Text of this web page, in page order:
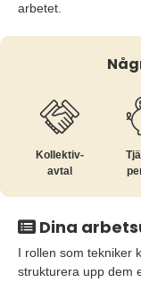
arbetet.
Kollektiv­
avtal
Dina
I rollen som tekniker
strukturera upp dem